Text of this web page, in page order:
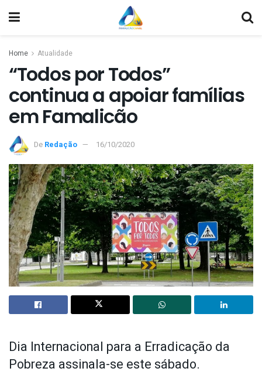
Home Atualidade
“Todos por Todos”
continua a apoiar famílias
em Famalicão
De Redação 16/10/2020
Dia Internacional para a Erradicação da
Pobreza assinala-se este sábado.